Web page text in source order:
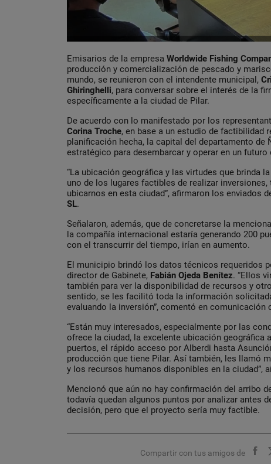
Emisarios de la empresa Worldwide Fishing
producción y comercialización de pescado y
mundo, se reunieron con el intendente municipal,
Ghiringhelli, para conversar sobre el interés de la
específicamente a la ciudad de Pilar.
De acuerdo con lo manifestado por los
Corina Troche, en base a un estudio de factibilidad
planificación hecha, la capital del departamento de
estratégico para desembarcar y operar en un futuro
“La ubicación geográfica y las virtudes que brinda
uno de los lugares factibles de realizar
ubicarnos en esta ciudad”, afirmaron los enviados
SL.
Señalaron, además, que de concretarse la
la compañía internacional estaría generando 200
con el transcurrir del tiempo, irían en aumento.
El municipio brindó los datos técnicos requeridos
director de Gabinete, Fabián Ojeda Benítez. “Ellos
también para ver la disponibilidad de recursos y
sentido, se les facilitó toda la información
evaluando la inversión”, comentó en comunicación
“Están muy interesados, especialmente por las
ofrece la ciudad, la excelente ubicación geográfica
puertos, el rápido acceso por Alberdi hasta
producción que tiene Pilar. Así también, les llamó
y los recursos humanos disponibles en la ciudad”,
Mencionó que aún no hay confirmación del arribo
todavía quedan algunos puntos por analizar antes
decisión, pero que el proyecto sería muy factible.
Compartir con tus amigos de